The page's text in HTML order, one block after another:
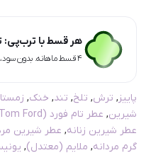
هر قسط با ترب‌پی:
۴ قسط ماهانه. بدون سود، چک و ضامن.
پاییز, ترش, تلخ, تند, خنک,
شیرین, عطر تام فورد (Tom Ford)
عطر شیرین زنانه, عطر شیرین
گرم مردانه, ملایم (معتدل),